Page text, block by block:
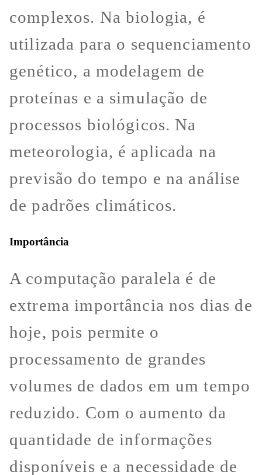
complexos. Na biologia, é
utilizada para o sequenciamento
genético, a modelagem de
proteínas e a simulação de
processos biológicos. Na
meteorologia, é aplicada na
previsão do tempo e na análise
de padrões climáticos.
Importância
A computação paralela é de
extrema importância nos dias de
hoje, pois permite o
processamento de grandes
volumes de dados em um tempo
reduzido. Com o aumento da
quantidade de informações
disponíveis e a necessidade de